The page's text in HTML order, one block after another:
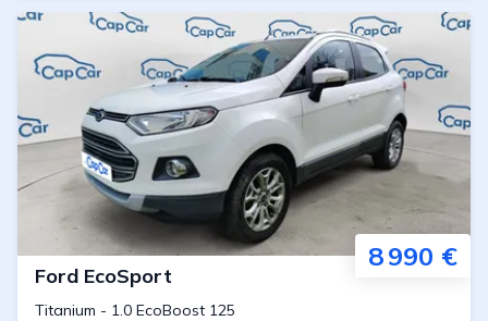
8 990 €
Ford EcoSport
Titanium - 1.0 EcoBoost 125